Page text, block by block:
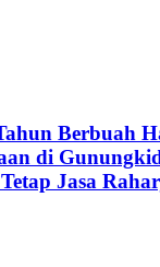
Berbuah
di
Jasa